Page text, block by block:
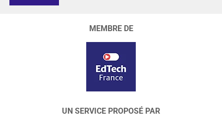
MEMBRE DE
UN SERVICE PROPOSÉ PAR